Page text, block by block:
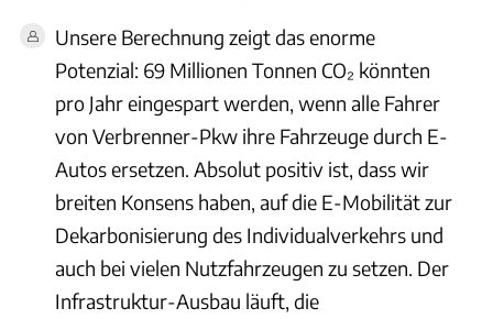
Unsere Berechnung zeigt das enorme
Potenzial: 69 Millionen Tonnen CO₂ könnten
pro Jahr eingespart werden, wenn alle Fahrer
von Verbrenner-Pkw ihre Fahrzeuge durch E-
Autos ersetzen. Absolut positiv ist, dass wir
breiten Konsens haben, auf die E-Mobilität zur
Dekarbonisierung des Individualverkehrs und
auch bei vielen Nutzfahrzeugen zu setzen. Der
Infrastruktur-Ausbau läuft, die